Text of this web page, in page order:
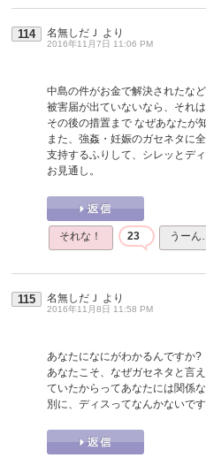
114 名無しだＪ より
2016年11月7日 11:06 PM
中島の件がお金で解決されたなど
被害届が出ていないなら、それは
その後の措置まで なぜあなたが
また、強姦・妊娠のガセネタに
支持するふりして、シレッとデ
お見通し。
それな！ 23 うー
115 名無しだＪ より
2016年11月8日 11:58 PM
あなたになにがわかるんですか?
あなたこそ、なぜガセネタと言
ていたからってあなたには関係な
別に、ディスってなんかないです